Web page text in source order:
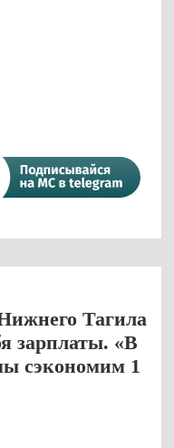
Тагила
зарплаты. «В
сэкономим 1